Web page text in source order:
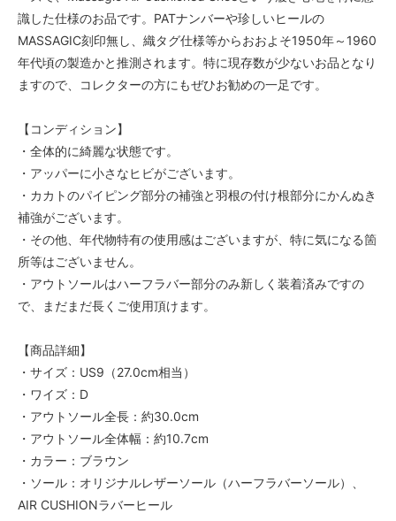
識した仕様のお品です。PATナンバーや珍しいヒールの
MASSAGIC刻印無し、織タグ仕様等からおおよそ1950年～1960
年代頃の製造かと推測されます。特に現存数が少ないお品となり
ますので、コレクターの方にもぜひお勧めの一足です。
【コンディション】
・全体的に綺麗な状態です。
・アッパーに小さなヒビがございます。
・カカトのパイピング部分の補強と羽根の付け根部分にかんぬき
補強がございます。
・その他、年代物特有の使用感はございますが、特に気になる箇
所等はございません。
・アウトソールはハーフラバー部分のみ新しく装着済みですの
で、まだまだ長くご使用頂けます。
【商品詳細】
・サイズ：US9（27.0cm相当）
・ワイズ：D
・アウトソール全長：約30.0cm
・アウトソール全体幅：約10.7cm
・カラー：ブラウン
・ソール：オリジナルレザーソール（ハーフラバーソール）、
AIR CUSHIONラバーヒール